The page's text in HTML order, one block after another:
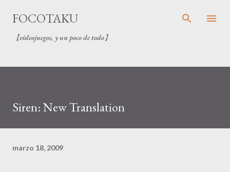
Ir al contenido principal
FOCOTAKU
【videojuegos, y un poco de todo】
Siren: New Translation
marzo 18, 2009